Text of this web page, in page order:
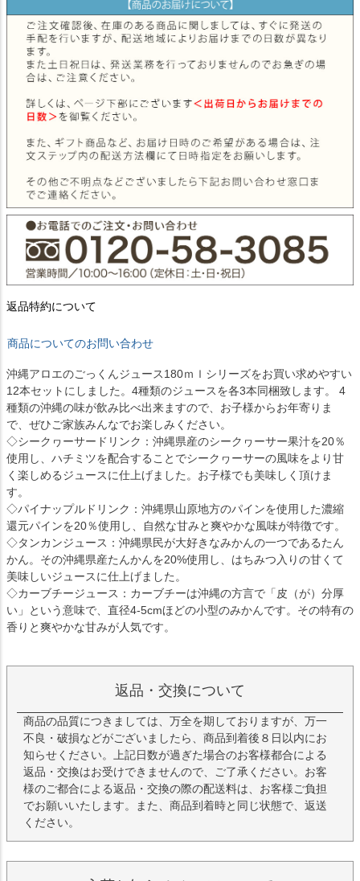
返品特約について
商品についてのお問い合わせ
沖縄アロエのごっくんジュース180ｍｌシリーズをお買い求めやすい
12本セットにしました。4種類のジュースを各3本同梱致します。 4
種類の沖縄の味が飲み比べ出来ますので、お子様からお年寄りま
で、ぜひご家族みんなでお楽しみください。
◇シークヮーサードリンク：沖縄県産のシークヮーサー果汁を20％
使用し、ハチミツを配合することでシークヮーサーの風味をより甘
く楽しめるジュースに仕上げました。お子様でも美味しく頂けま
す。
◇パイナップルドリンク：沖縄県山原地方のパインを使用した濃縮
還元パインを20％使用し、自然な甘みと爽やかな風味が特徴です。
◇タンカンジュース：沖縄県民が大好きなみかんの一つであるたん
かん。その沖縄県産たんかんを20%使用し、はちみつ入りの甘くて
美味しいジュースに仕上げました。
◇カーブチージュース：カーブチーは沖縄の方言で「皮（が）分厚
い」という意味で、直径4-5cmほどの小型のみかんです。その特有の
香りと爽やかな甘みが人気です。
返品・交換について
商品の品質につきましては、万全を期しておりますが、万一
不良・破損などがございましたら、商品到着後８日以内にお
知らせください。上記日数が過ぎた場合のお客様都合による
返品・交換はお受けできませんので、ご了承ください。お客
様のご都合による返品・交換の際の配送料は、お客様ご負担
でお願いいたします。また、商品到着時と同じ状態で、返送
ください。